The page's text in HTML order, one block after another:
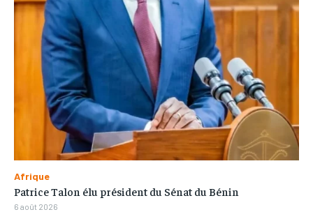
Afrique
Patrice Talon élu président du Sénat du Bénin
6 août 2026